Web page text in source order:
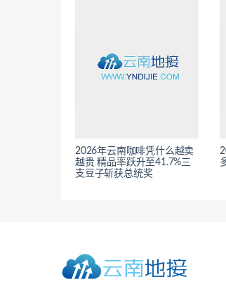
2026年云南咖啡凭什么越卖
越贵 精品率跃升至41.7%三
支豆子斩获总统奖